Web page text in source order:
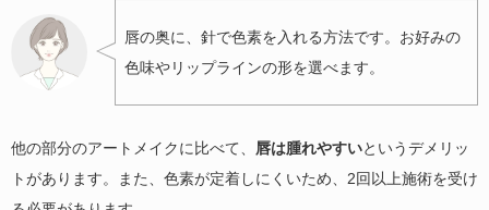
唇の奥に、針で色素を入れる方法です。お好みの
色味やリップラインの形を選べます。
他の部分のアートメイクに比べて、 唇は腫れやすいというデメリッ
トがあります。また、色素が定着しにくいため、2回以上施術を受け